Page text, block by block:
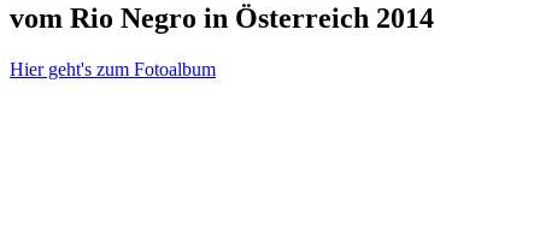
vom Rio Negro in Österreich 2014
Hier geht's zum Fotoalbum